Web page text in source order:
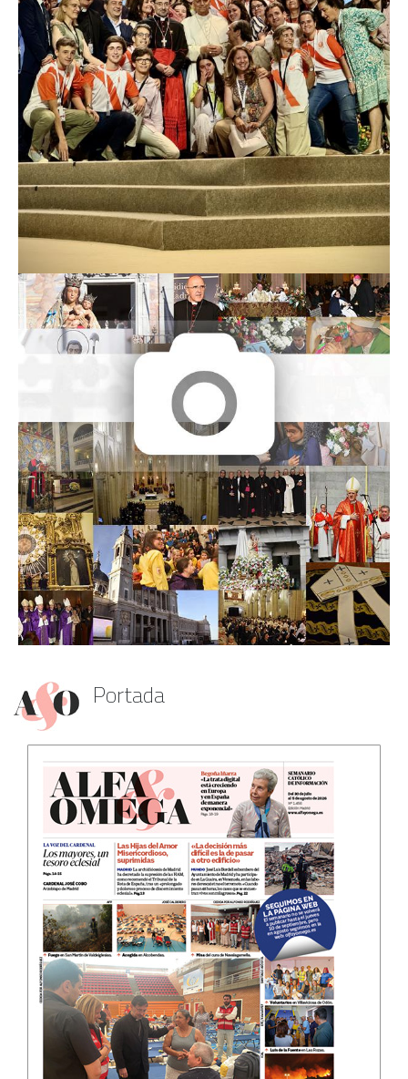
Portada